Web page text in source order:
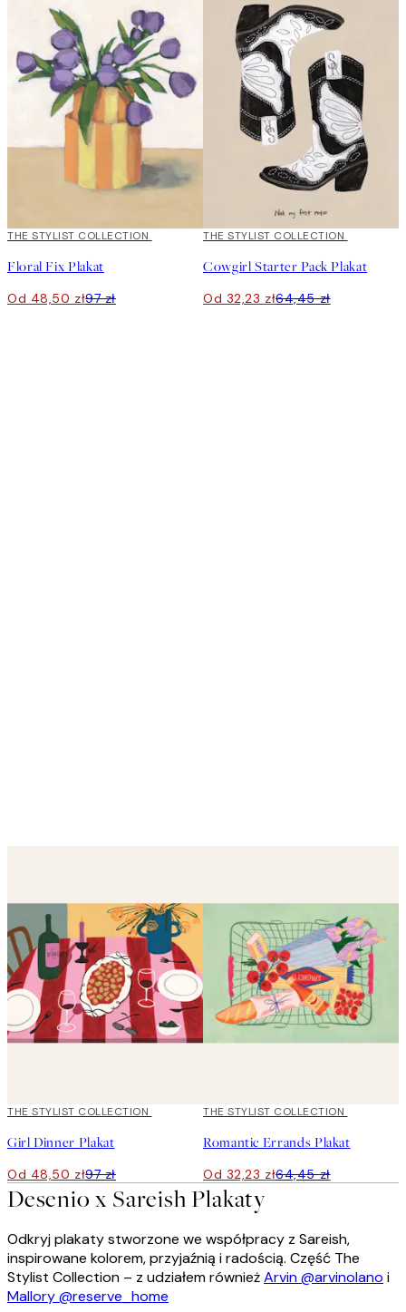
50%*
THE STYLIST COLLECTION
Floral Fix Plakat
Od 48,50 zł97 zł
50%*
THE STYLIST COLLECTION
Cowgirl Starter Pack Plakat
Od 32,23 zł64,45 zł
50%*
THE STYLIST COLLECTION
Girl Dinner Plakat
Od 48,50 zł97 zł
50%*
THE STYLIST COLLECTION
Romantic Errands Plakat
Od 32,23 zł64,45 zł
Desenio x Sareish Plakaty
Odkryj plakaty stworzone we współpracy z Sareish,
inspirowane kolorem, przyjaźnią i radością. Część The
Stylist Collection – z udziałem równieżArvin @arvinolano i
Mallory @reserve_home